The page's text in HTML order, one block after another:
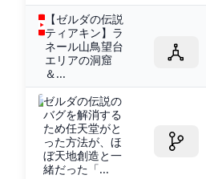
【ゼルダの伝説
ティアキン】ラ
ネール山鳥望台
エリアの洞窟
＆...
ゼルダの伝説の
バグを解消する
ため任天堂がと
った方法が、ほ
ぼ天地創造と一
緒だった「...